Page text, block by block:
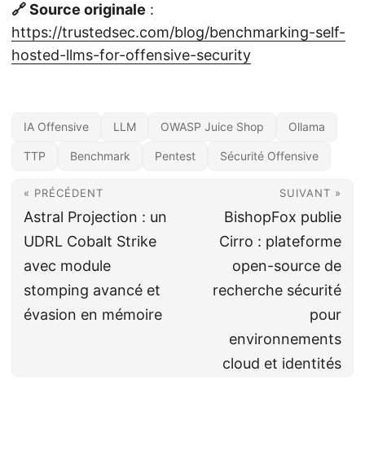
🔗 Source originale :
https://trustedsec.com/blog/benchmarking-self-
hosted-llms-for-offensive-security
IA Offensive LLM OWASP Juice Shop Ollama
TTP Benchmark Pentest Sécurité Offensive
« PRÉCÉDENT
Astral Projection : un
UDRL Cobalt Strike
avec module
stomping avancé et
évasion en mémoire
SUIVANT »
BishopFox publie
Cirro : plateforme
open-source de
recherche sécurité
pour
environnements
cloud et identités